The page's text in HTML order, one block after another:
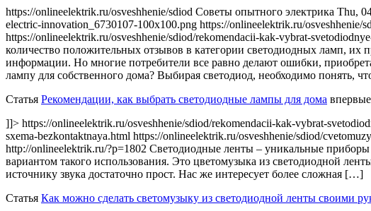
https://onlineelektrik.ru/osveshhenie/sdiod Советы опытного электрика Thu,
electric-innovation_6730107-100x100.png https://onlineelektrik.ru/osveshhenie/
https://onlineelektrik.ru/osveshhenie/sdiod/rekomendacii-kak-vybrat-
количество положительных отзывов в категории светодиодных ламп,
информации. Но многие потребители все равно делают ошибки,
лампу для собственного дома? Выбирая светодиод, необходимо понять,
Статья Рекомендации, как выбрать светодиодные лампы для дома
]]> https://onlineelektrik.ru/osveshhenie/sdiod/rekomendacii-kak-vybrat-
sxema-bezkontaktnaya.html https://onlineelektrik.ru/osveshhenie/sdiod/
http://onlineelektrik.ru/?p=1802 Светодиодные ленты – уникальные приборы
вариантом такого использования. Это цветомузыка из светодиодной
источнику звука достаточно прост. Нас же интересует более сложная […]
Статья Как можно сделать светомузыку из светодиодной ленты своими